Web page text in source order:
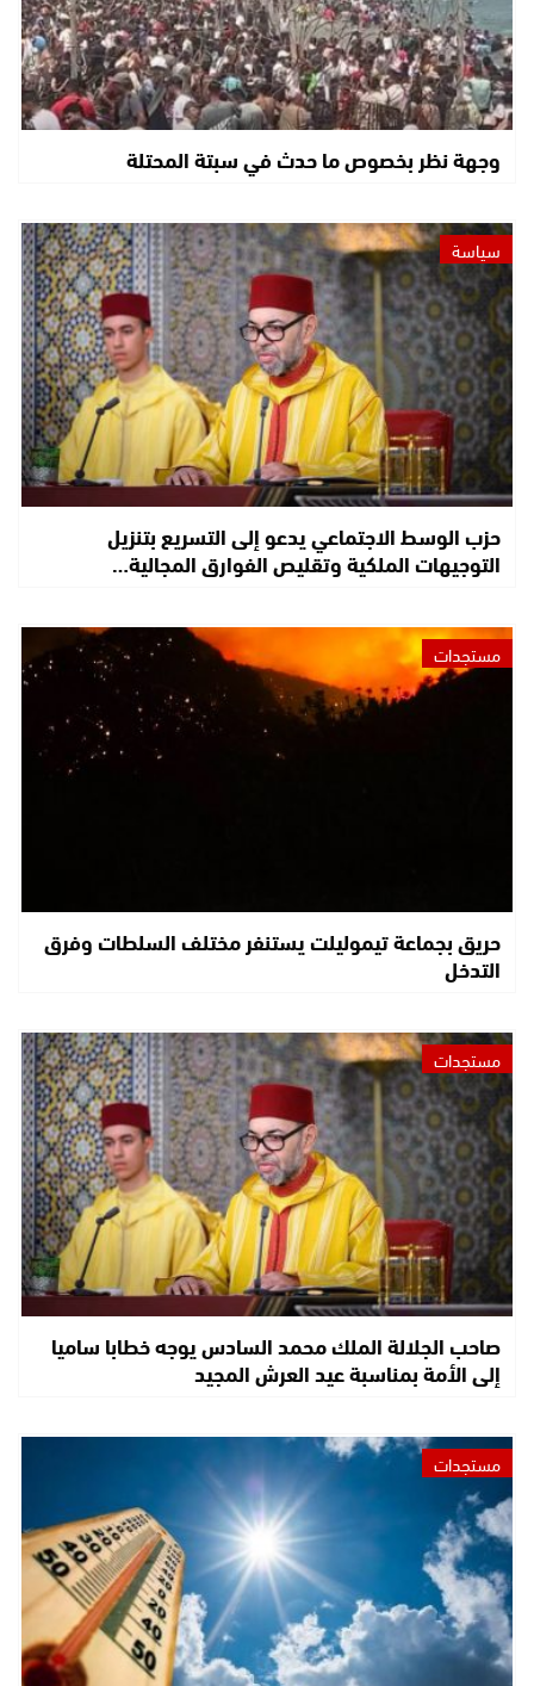
وجهة نظر بخصوص ما حدث في سبتة المحتلة
سياسة
حزب الوسط الاجتماعي يدعو إلى التسريع بتنزيل
التوجيهات الملكية وتقليص الفوارق المجالية…
مستجدات
حريق بجماعة تيموليلت يستنفر مختلف السلطات وفرق
التدخل
مستجدات
صاحب الجلالة الملك محمد السادس يوجه خطابا ساميا
إلى الأمة بمناسبة عيد العرش المجيد
مستجدات